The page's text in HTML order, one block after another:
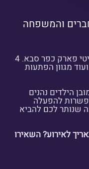
והמשפחה
בואו לחגוג אירועים וימי הולדת בגרביטי פארק כפר סבא. 4
מגוון הפתעות
הילדים נהנים
להפעלה
שנותר לכם להביא
לאירוע? השאירו